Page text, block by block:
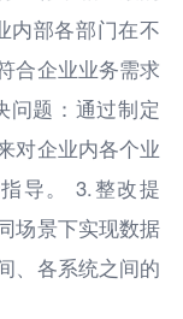
内部各部门在不
合企业业务需求
问题：通过制定
对企业内各个业
导。 3.整改提
场景下实现数据
、各系统之间的